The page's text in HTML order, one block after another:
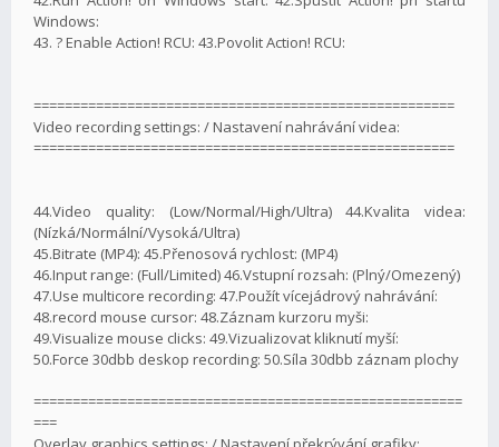
Windows:
43. ? Enable Action! RCU: 43.Povolit Action! RCU:
======================================================
Video recording settings: / Nastavení nahrávání videa:
======================================================
44.Video quality: (Low/Normal/High/Ultra) 44.Kvalita videa:
(Nízká/Normální/Vysoká/Ultra)
45.Bitrate (MP4): 45.Přenosová rychlost: (MP4)
46.Input range: (Full/Limited) 46.Vstupní rozsah: (Plný/Omezený)
47.Use multicore recording: 47.Použít vícejádrový nahrávání:
48.record mouse cursor: 48.Záznam kurzoru myši:
49.Visualize mouse clicks: 49.Vizualizovat kliknutí myší:
50.Force 30dbb deskop recording: 50.Síla 30dbb záznam plochy
=======================================================
===